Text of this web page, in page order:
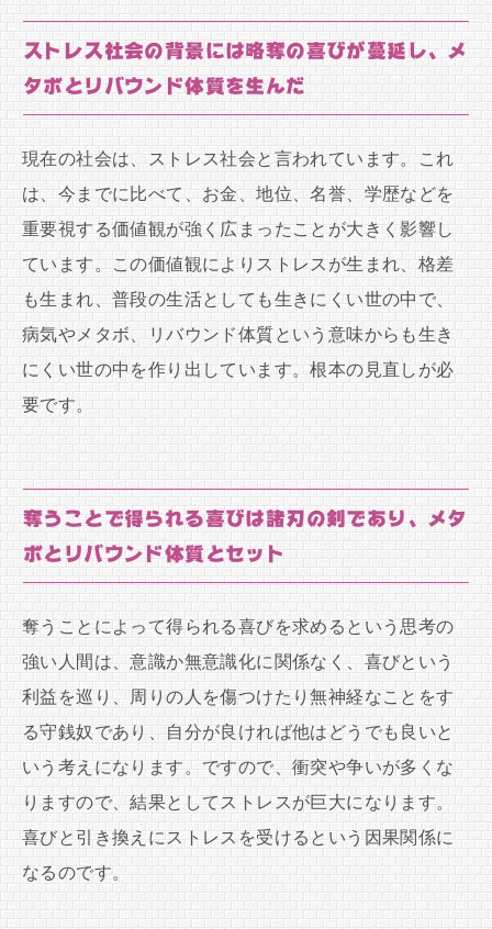
ストレス社会の背景には略奪の喜びが蔓延し、メ
タボとリバウンド体質を生んだ
現在の社会は、ストレス社会と言われています。これ
は、今までに比べて、お金、地位、名誉、学歴などを
重要視する価値観が強く広まったことが大きく影響し
ています。この価値観によりストレスが生まれ、格差
も生まれ、普段の生活としても生きにくい世の中で、
病気やメタボ、リバウンド体質という意味からも生き
にくい世の中を作り出しています。根本の見直しが必
要です。
奪うことで得られる喜びは諸刃の剣であり、メタ
ボとリバウンド体質とセット
奪うことによって得られる喜びを求めるという思考の
強い人間は、意識か無意識化に関係なく、喜びという
利益を巡り、周りの人を傷つけたり無神経なことをす
る守銭奴であり、自分が良ければ他はどうでも良いと
いう考えになります。ですので、衝突や争いが多くな
りますので、結果としてストレスが巨大になります。
喜びと引き換えにストレスを受けるという因果関係に
なるのです。